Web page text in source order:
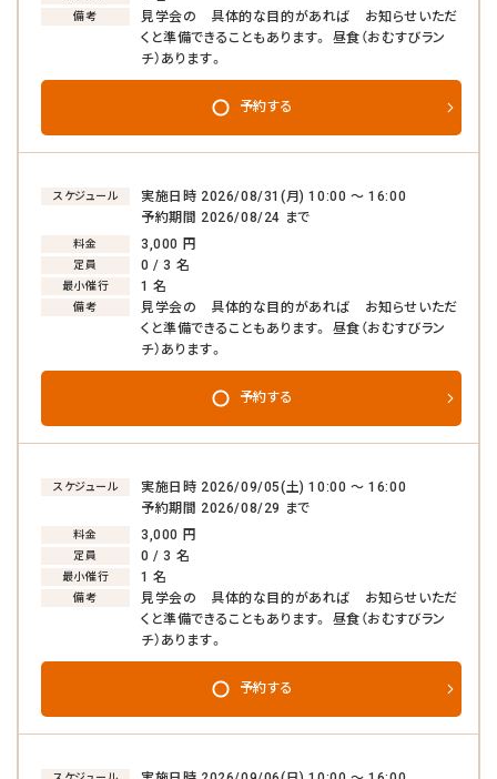
備考
見学会の 具体的な目的があれば お知らせいただ
くと準備できることもあります。 昼食（おむすびラン
チ）あります。
予約する
スケジュール
実施日時 2026/08/31(月) 10:00 〜 16:00
予約期間 2026/08/24 まで
料金 3,000 円
定員 0 / 3 名
最小催行 1 名
備考
見学会の 具体的な目的があれば お知らせいただ
くと準備できることもあります。 昼食（おむすびラン
チ）あります。
予約する
スケジュール
実施日時 2026/09/05(土) 10:00 〜 16:00
予約期間 2026/08/29 まで
料金 3,000 円
定員 0 / 3 名
最小催行 1 名
備考
見学会の 具体的な目的があれば お知らせいただ
くと準備できることもあります。 昼食（おむすびラン
チ）あります。
予約する